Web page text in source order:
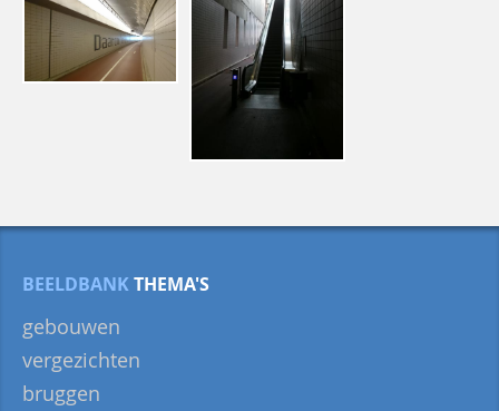
BEELDBANK THEMA'S
gebouwen
vergezichten
bruggen